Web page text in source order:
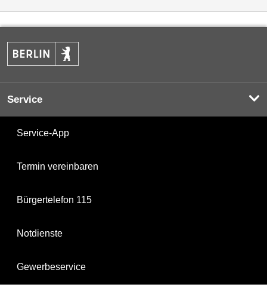
Service
Service-App
Termin vereinbaren
Bürgertelefon 115
Notdienste
Gewerbeservice